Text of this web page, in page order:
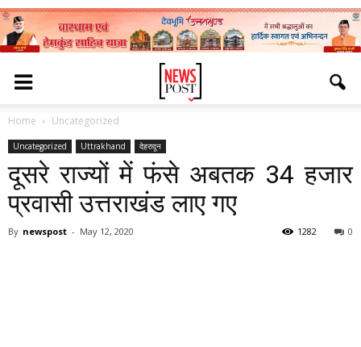
Home Uncategorized
Uncategorized Uttrakhand देहरादून
दूसरे राज्यों में फंसे अबतक 34 हजार
प्रवासी उत्तराखंड लाए गए
By newspost - May 12, 2020 0
1282